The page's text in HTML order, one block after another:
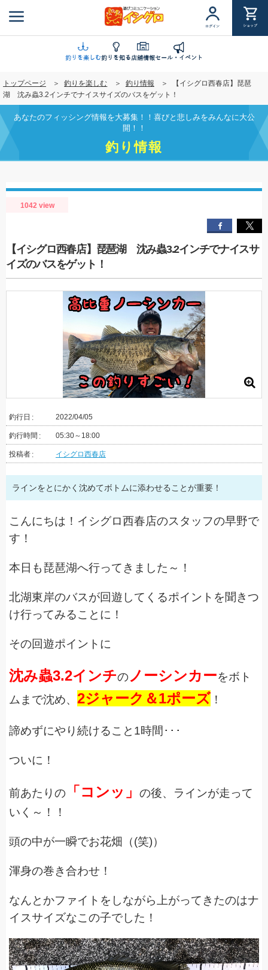
ン
ツ
移
動
ログイン ショップ
釣りを楽しむ釣りを知る店舗情報セール・イベント
トップページ 釣りを楽しむ 釣り情報
【イシグロ西春店】琵琶
湖 沈み蟲3.2インチでナイスサイズのバスをゲット！
あなたのフィッシング情報を大募集！！喜びと悲しみをみんなに大公
開！！
釣り情報
1042 view
【イシグロ西春店】琵琶湖 沈み蟲3.2インチでナイスサ
イズのバスをゲット！
釣行日 2022/04/05
釣行時間 05:30～18:00
投稿者 イシグロ西春店
ラインをとにかく沈めてボトムに添わせることが重要！
こんにちは！イシグロ西春店のスタッフの早野で
す！
本日も琵琶湖へ行ってきました～！
北湖東岸のバスが回遊してくるポイントを聞きつ
け行ってみることに！
その回遊ポイントに
沈み蟲3.2インチの ノーシンカーをボト
ムまで沈め、 2ジャーク＆1ポーズ ！
諦めずにやり続けること1時間･･･
ついに！
前あたりの 「コンッ」
の後、ラインが走って
いく～！！
頭の中が一瞬でお花畑（(笑)）
渾身の巻き合わせ！
なんとかファイトをしながら上がってきたのはナ
イスサイズなこの子でした！